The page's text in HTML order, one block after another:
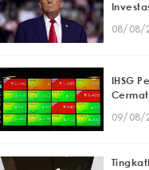
08/08/
IHSG
09/08/